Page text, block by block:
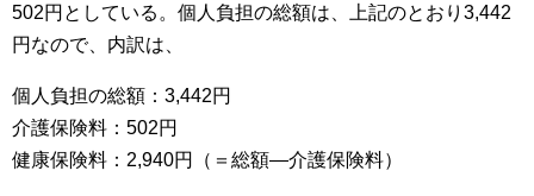
502円としている。個人負担の総額は、上記のとおり3,442
円なので、内訳は、
個人負担の総額：3,442円
介護保険料：502円
健康保険料：2,940円（＝総額―介護保険料）